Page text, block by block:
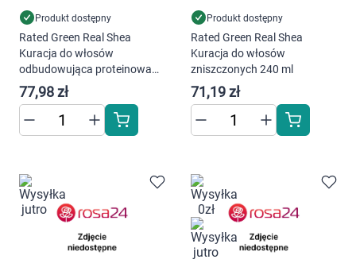
Produkt dostępny
Rated Green Real Shea
Kuracja do włosów
odbudowująca proteinowa
150 ml
77,98 zł
Produkt dostępny
Rated Green Real Shea
Kuracja do włosów
zniszczonych 240 ml
71,19 zł